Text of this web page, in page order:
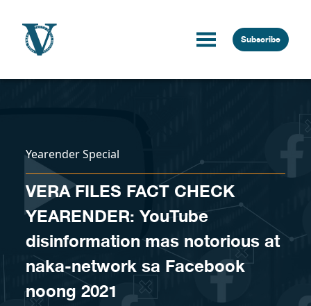
Subscribe
Yearender Special
VERA FILES FACT CHECK
YEARENDER: YouTube
disinformation mas notorious at
naka-network sa Facebook
noong 2021